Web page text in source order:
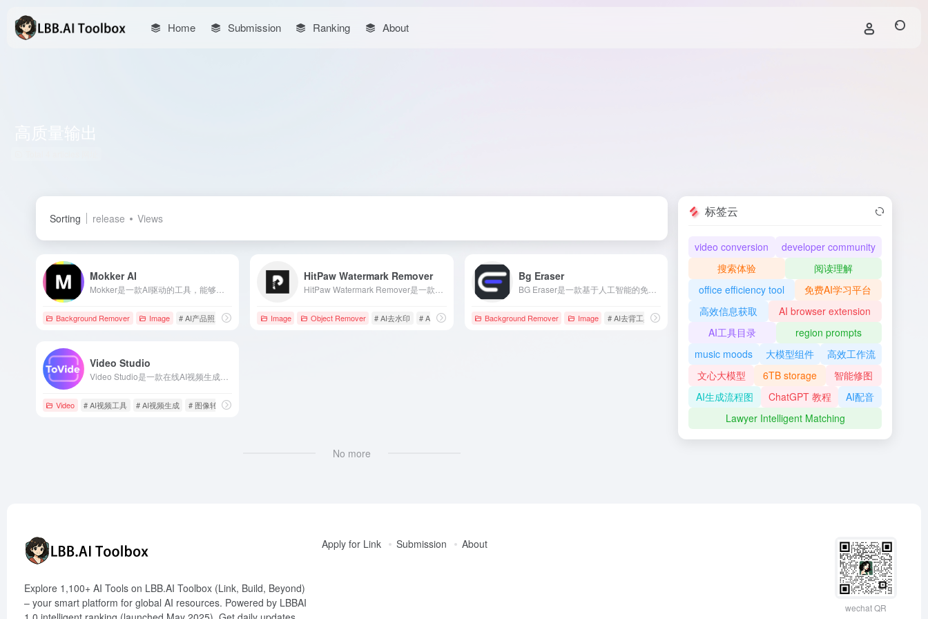
Home Submission Ranking About
Sorting release Views
Mokker AI
Background Remover Image # AI产品照片 # AI图片背景移除 # Mokker
HitPaw Watermark Remover
Image Object Remover # AI去水印 # AI图片物体抹除 # HitPaw
Bg Eraser
Background Remover Image # AI去背工具 # AI图片物体抹除 # BG Eraser
Video Studio
Video # AI视频工具 # AI视频生成 # 图像转视频
No more
标签云
video conversion
developer community
搜索体验
阅读理解
office efficiency tool
免费AI学习平台
高效信息获取
AI browser extension
AI工具目录
region prompts
music moods
大模型组件
高效工作流
文心大模型
6TB storage
智能修图
AI生成流程图
ChatGPT 教程
AI配音
Lawyer Intelligent Matching
Explore 1,100+ AI Tools on LBB.AI Toolbox (Link, Build, Beyond)
– your smart platform for global AI resources. Powered by LBBAI
Apply for Link Submission About
wechat QR